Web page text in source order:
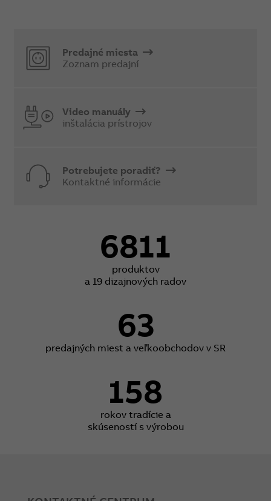
Predajné miesta
Zoznam predajní
Video manuály
inštalácia prístrojov
Potrebujete poradiť?
Kontaktné informácie
6811
produktov
a 19 dizajnových radov
63
predajných miest a veľkoobchodov v SR
158
rokov tradície a
skúseností s výrobou